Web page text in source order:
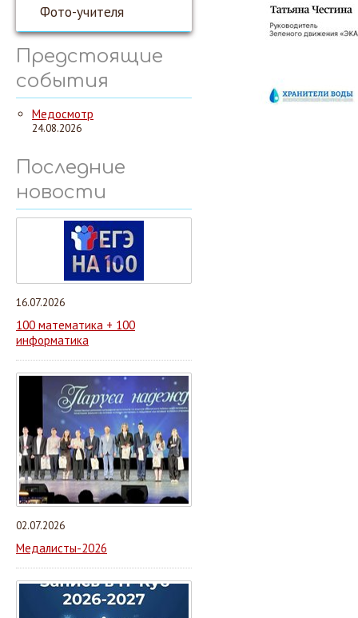
Фото-учителя
Предстоящие
события
Медосмотр
24.08.2026
Последние
новости
16.07.2026
100 математика + 100
информатика
02.07.2026
Медалисты-2026